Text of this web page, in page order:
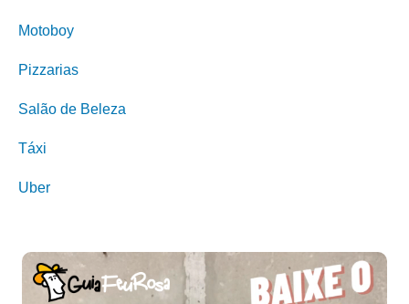
Motoboy
Pizzarias
Salão de Beleza
Táxi
Uber